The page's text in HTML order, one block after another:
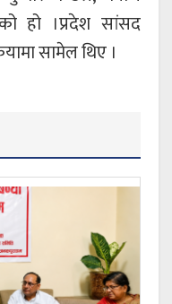
हो ।प्रदेश सांसद
सामेल थिए ।